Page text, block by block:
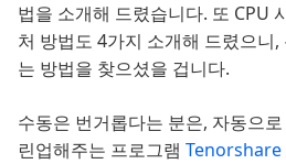
법을 소개해 드렸습니다. 또 CPU
처 방법도 4가지 소개해 드렸으니
는 방법을 찾으셨을 겁니다.
수동은 번거롭다는 분은, 자동으
린업해주는 프로그램 Tenorshare